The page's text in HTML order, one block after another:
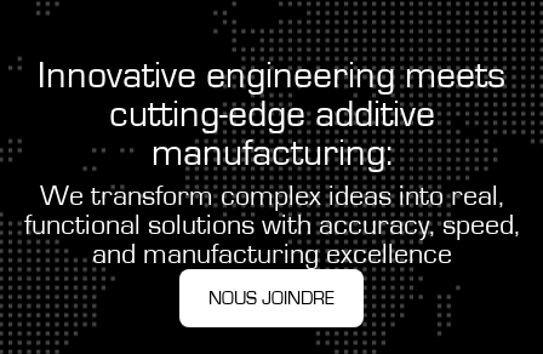
Innovative engineering meets
cutting-edge additive
manufacturing:
We transform complex ideas into real,
functional solutions with accuracy, speed,
and manufacturing excellence
NOUS JOINDRE